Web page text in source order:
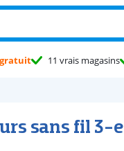
gratuit 11 vrais magasins
sans fil 3-